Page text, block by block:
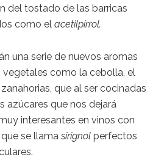
del tostado de las barricas
como el acetilpirrol.
una serie de nuevos aromas
como la cebolla, el
que al ser cocinadas
azúcares que nos dejará
interesantes en vinos con
se llama sirignolperfectos